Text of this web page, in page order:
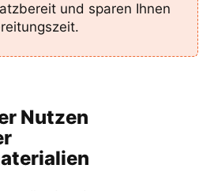
und sparen Ihnen
Nutzen